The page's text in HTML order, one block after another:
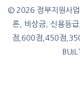
© 2026 정부지원사
론, 비상금, 신용등
점,600점,450점